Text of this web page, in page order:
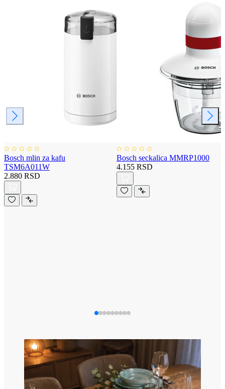
Bosch mlin za kafu
TSM6A011W
2.880 RSD
Bosch seckalica MMRP1000
4.155 RSD